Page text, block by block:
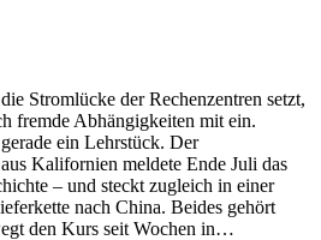
Stromlücke der Rechenzentren setzt,
fremde Abhängigkeiten mit ein.
ein Lehrstück. Der
Kalifornien meldete Ende Juli das
– und steckt zugleich in einer
nach China. Beides gehört
den Kurs seit Wochen in…